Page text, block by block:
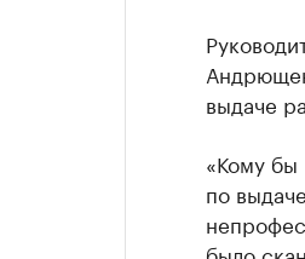
выдаче
«Кому бы
по